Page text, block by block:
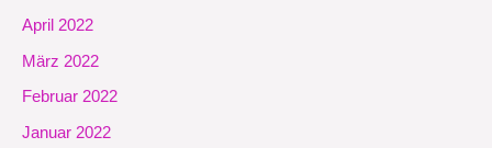
April 2022
März 2022
Februar 2022
Januar 2022